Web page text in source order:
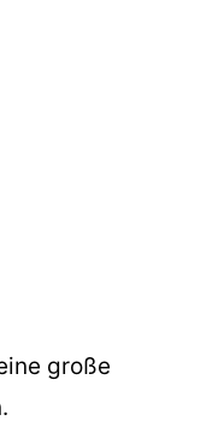
große